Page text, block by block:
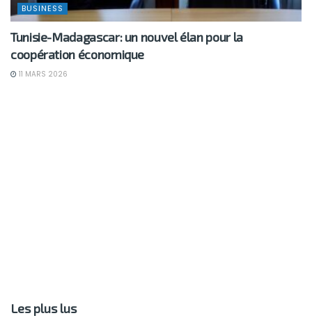
BUSINESS
Tunisie-Madagascar: un nouvel élan pour la
coopération économique
11 MARS 2026
Les plus lus